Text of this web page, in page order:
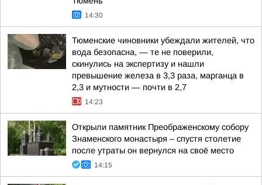
14:30
Тюменские чиновники убеждали жителей, что
вода безопасна, — те не поверили,
скинулись на экспертизу и нашли
превышение железа в 3,3 раза, марганца в
2,3 и мутности — почти в 2,7
14:23
Открыли памятник Преображенскому собору
Знаменского монастыря – спустя столетие
после утраты он вернулся на своё место
14:15